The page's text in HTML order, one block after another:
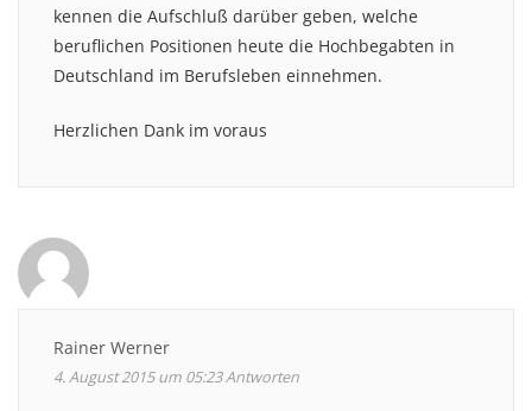
kennen die Aufschluß darüber geben, welche
beruflichen Positionen heute die Hochbegabten in
Deutschland im Berufsleben einnehmen.
Herzlichen Dank im voraus
Rainer Werner
4. August 2015 um 05:23Antworten